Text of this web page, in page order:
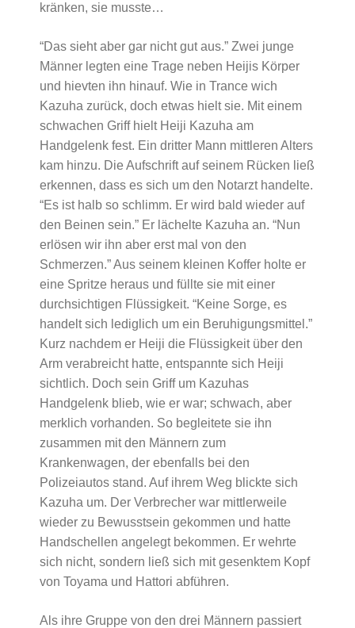
kränken, sie musste…
“Das sieht aber gar nicht gut aus.” Zwei junge
Männer legten eine Trage neben Heijis Körper
und hievten ihn hinauf. Wie in Trance wich
Kazuha zurück, doch etwas hielt sie. Mit einem
schwachen Griff hielt Heiji Kazuha am
Handgelenk fest. Ein dritter Mann mittleren Alters
kam hinzu. Die Aufschrift auf seinem Rücken ließ
erkennen, dass es sich um den Notarzt handelte.
“Es ist halb so schlimm. Er wird bald wieder auf
den Beinen sein.” Er lächelte Kazuha an. “Nun
erlösen wir ihn aber erst mal von den
Schmerzen.” Aus seinem kleinen Koffer holte er
eine Spritze heraus und füllte sie mit einer
durchsichtigen Flüssigkeit. “Keine Sorge, es
handelt sich lediglich um ein Beruhigungsmittel.”
Kurz nachdem er Heiji die Flüssigkeit über den
Arm verabreicht hatte, entspannte sich Heiji
sichtlich. Doch sein Griff um Kazuhas
Handgelenk blieb, wie er war; schwach, aber
merklich vorhanden. So begleitete sie ihn
zusammen mit den Männern zum
Krankenwagen, der ebenfalls bei den
Polizeiautos stand. Auf ihrem Weg blickte sich
Kazuha um. Der Verbrecher war mittlerweile
wieder zu Bewusstsein gekommen und hatte
Handschellen angelegt bekommen. Er wehrte
sich nicht, sondern ließ sich mit gesenktem Kopf
von Toyama und Hattori abführen.
Als ihre Gruppe von den drei Männern passiert